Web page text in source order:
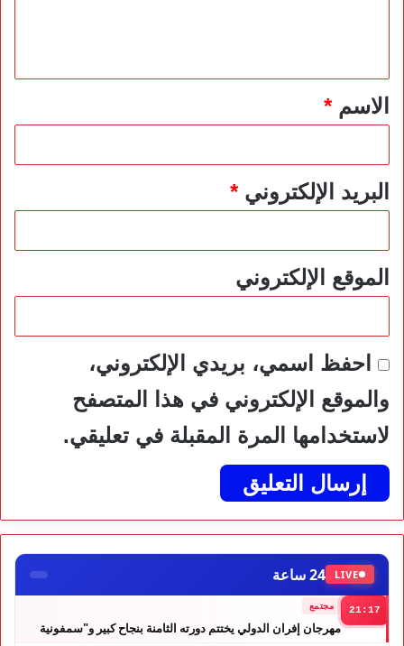
*الاسم*
البريد الإلكتروني*
الموقع الإلكتروني
احفظ اسمي، بريدي الإلكتروني،
والموقع الإلكتروني في هذا المتصفح
لاستخدامها المرة المقبلة في تعليقي.
LIVE 24 ساعة
21:17 مجتمع
مهرجان إفران الدولي يختتم دورته الثامنة بنجاح كبير و"سمفونية